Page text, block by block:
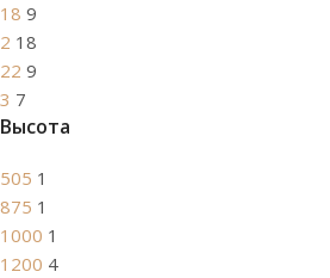
18 9
2 18
22 9
3 7
Высота
505 1
875 1
1000 1
1200 4